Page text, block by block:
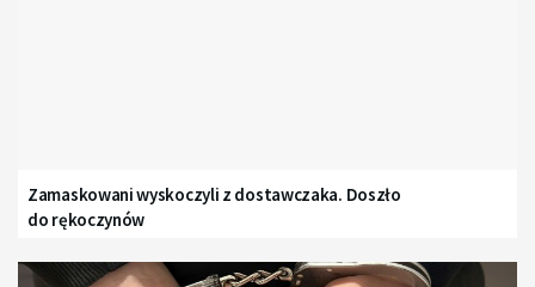
Zamaskowani wyskoczyli z dostawczaka. Doszło
do rękoczynów